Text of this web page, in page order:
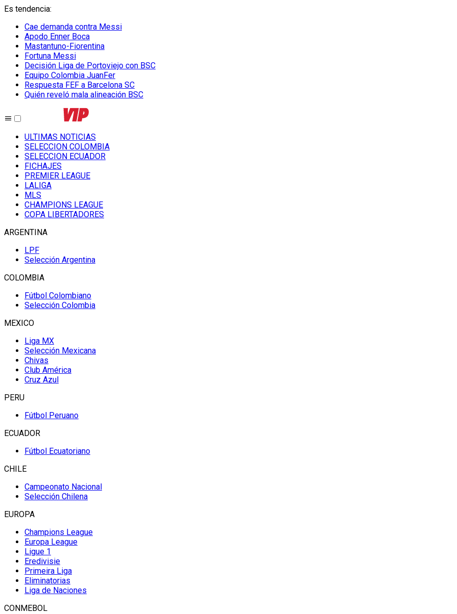
Es tendencia:
Cae demanda contra Messi
Apodo Enner Boca
Mastantuno-Fiorentina
Fortuna Messi
Decisión Liga de Portoviejo con BSC
Equipo Colombia JuanFer
Respuesta FEF a Barcelona SC
Quién reveló mala alineación BSC
ULTIMAS NOTICIAS
SELECCION COLOMBIA
SELECCION ECUADOR
FICHAJES
PREMIER LEAGUE
LALIGA
MLS
CHAMPIONS LEAGUE
COPA LIBERTADORES
ARGENTINA
LPF
Selección Argentina
COLOMBIA
Fútbol Colombiano
Selección Colombia
MEXICO
Liga MX
Selección Mexicana
Chivas
Club América
Cruz Azul
PERU
Fútbol Peruano
ECUADOR
Fútbol Ecuatoriano
CHILE
Campeonato Nacional
Selección Chilena
EUROPA
Champions League
Europa League
Ligue 1
Eredivisie
Primeira Liga
Eliminatorias
Liga de Naciones
CONMEBOL